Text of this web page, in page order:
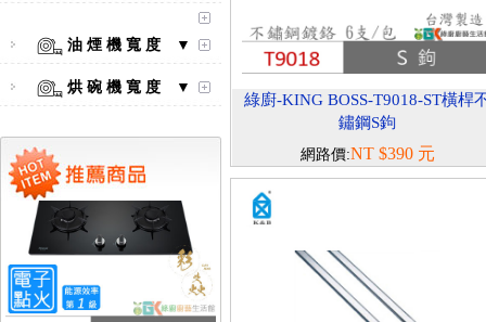
油 煙 機 寬 度 ▼
烘 碗 機 寬 度 ▼
【林內Rinnai】 RB-L2600S(A)
口爐
綠廚-KING BOSS-T9018-ST橫桿
鏽鋼S鉤
網路價:NT $390 元